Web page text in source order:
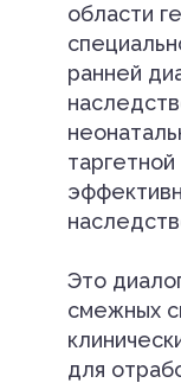
области
ранней
Это
смежных
для